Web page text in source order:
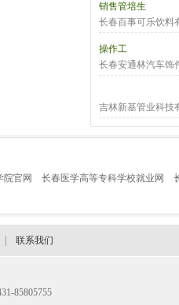
销售管培生
长春百事可乐饮料
操作工
长春安通林汽车饰
吉林新基管业科技
院官网 长春医学高等专科学校就业网
联系我们
85805755